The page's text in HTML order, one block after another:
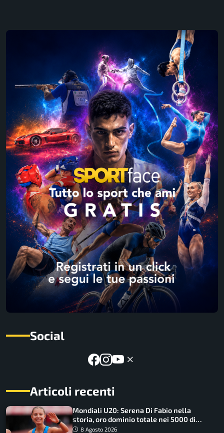
Social
Articoli recenti
Mondiali U20: Serena Di Fabio nella
storia, oro dominio totale nei 5000 di
marcia
8 Agosto 2026